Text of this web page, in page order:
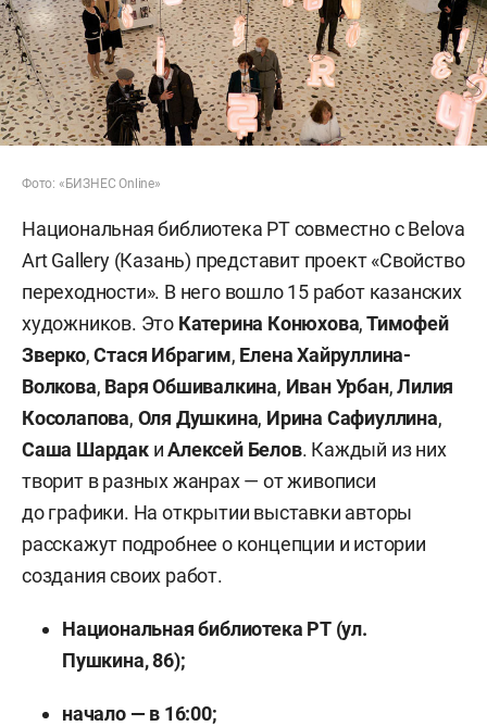
Фото: «БИЗНЕС Online»
Национальная библиотека РТ совместно с Belova
Art Gallery (Казань) представит проект «Свойство
переходности». В него вошло 15 работ казанских
художников. Это Катерина Конюхова,Тимофей
Зверко,Стася Ибрагим, Елена Хайруллина-
Волкова, Варя Обшивалкина, Иван Урбан,Лилия
Косолапова, Оля Душкина, Ирина Сафиуллина,
Саша ШардакиАлексей Белов. Каждый из них
творит в разных жанрах — от живописи
до графики. На открытии выставки авторы
расскажут подробнее о концепции и истории
создания своих работ.
Национальная библиотека РТ (ул.
Пушкина, 86);
начало — в 16:00;